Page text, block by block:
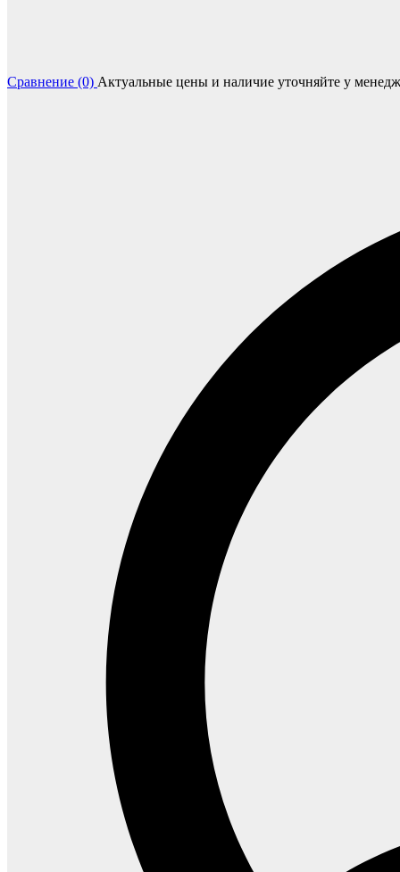
Сравнение (0) Актуальные цены и наличие уточняйте у